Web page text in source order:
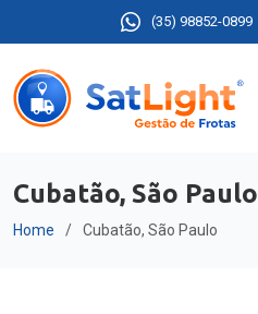
(35) 98852-0899
Cubatão, São Paulo
Home Cubatão, São Paulo